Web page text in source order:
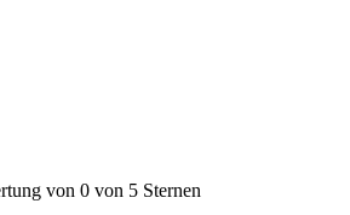
von 0 von 5 Sternen